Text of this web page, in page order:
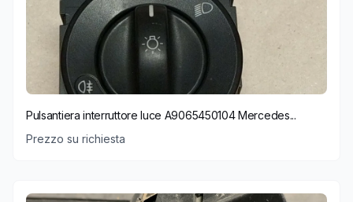
Pulsantiera interruttore luce A9065450104 Mercedes...
Prezzo su richiesta